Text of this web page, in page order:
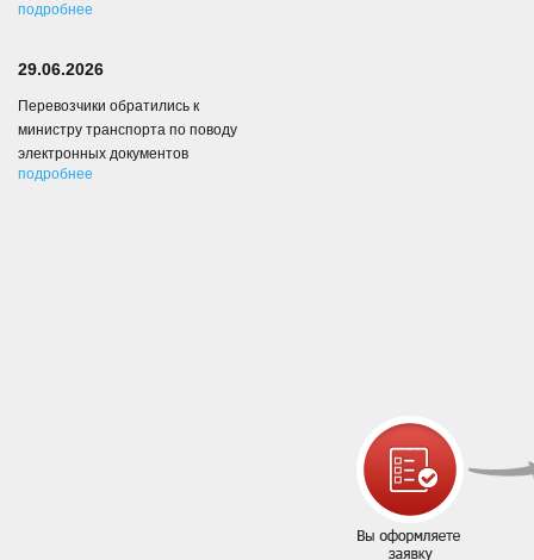
подробнее
29.06.2026
Перевозчики обратились к
министру транспорта по поводу
электронных документов
подробнее